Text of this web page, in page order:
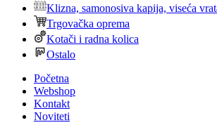
Klizna, samonosiva kapija, viseća
Trgovačka oprema
Kotači i radna kolica
Ostalo
Početna
Webshop
Kontakt
Noviteti